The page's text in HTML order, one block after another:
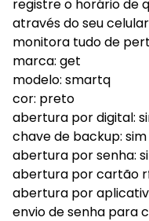
registre o horário de
através do seu
monitora tudo de
marca: get
modelo: smartq
cor: preto
abertura por digital:
chave de backup:
abertura por senha:
abertura por cartão
abertura por
envio de senha para